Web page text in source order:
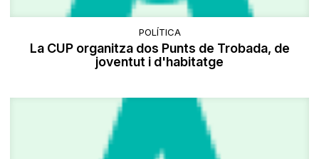
POLÍTICA
La CUP organitza dos Punts de Trobada, de
joventut i d'habitatge